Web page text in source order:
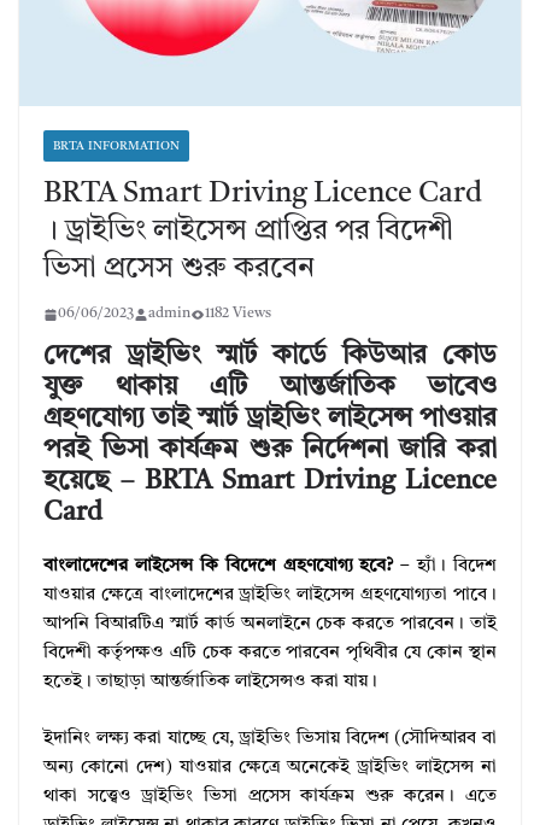
BRTA INFORMATION
BRTA Smart Driving Licence Card
। ড্রাইভিং লাইসেন্স প্রাপ্তির পর বিদেশী
ভিসা প্রসেস শুরু করবেন
06/06/2023 admin 1182 Views
দেশের ড্রাইভিং স্মার্ট কার্ডে কিউআর কোড
যুক্ত থাকায় এটি আন্তর্জাতিক ভাবেও
গ্রহণযোগ্য তাই স্মার্ট ড্রাইভিং লাইসেন্স পাওয়ার
পরই ভিসা কার্যক্রম শুরু নির্দেশনা জারি করা
হয়েছে – BRTA Smart Driving Licence
Card
বাংলাদেশের লাইসেন্স কি বিদেশে গ্রহণযোগ্য হবে?– হ্যাঁ। বিদেশ
যাওয়ার ক্ষেত্রে বাংলাদেশের ড্রাইভিং লাইসেন্স গ্রহণযোগ্যতা পাবে।
আপনি বিআরটিএ স্মার্ট কার্ড অনলাইনে চেক করতে পারবেন। তাই
বিদেশী কর্তৃপক্ষও এটি চেক করতে পারবেন পৃথিবীর যে কোন স্থান
হতেই। তাছাড়া আন্তর্জাতিক লাইসেন্সও করা যায়।
ইদানিং লক্ষ্য করা যাচ্ছে যে, ড্রাইভিং ভিসায় বিদেশ (সৌদিআরব বা
অন্য কোনো দেশ) যাওয়ার ক্ষেত্রে অনেকেই ড্রাইভিং লাইসেন্স না
থাকা সত্ত্বেও ড্রাইভিং ভিসা প্রসেস কার্যক্রম শুরু করেন। এতে